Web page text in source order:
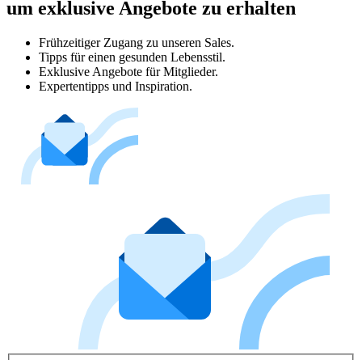
um exklusive Angebote zu erhalten
Frühzeitiger Zugang zu unseren Sales.
Tipps für einen gesunden Lebensstil.
Exklusive Angebote für Mitglieder.
Expertentipps und Inspiration.